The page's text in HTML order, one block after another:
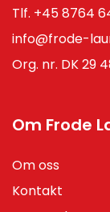
Tlf. +45 8764
info@frode-
Org. nr. DK 29
Om Frode
Om oss
Kontakt